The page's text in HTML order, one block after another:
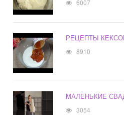
6007
РЕЦЕПТЫ
8910
МАЛЕНЬКИЕ
3054